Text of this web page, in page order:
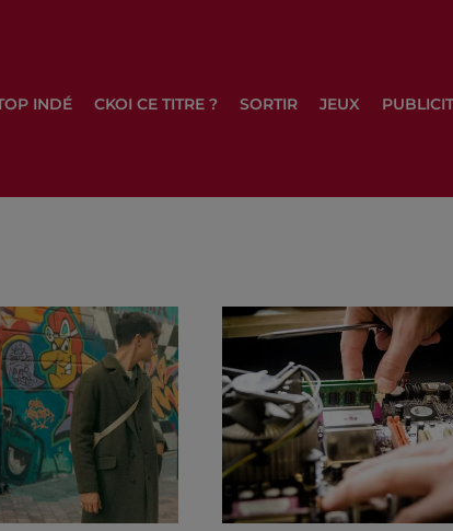
INDÉ CKOI CE TITRE ? SORTIR JEUX